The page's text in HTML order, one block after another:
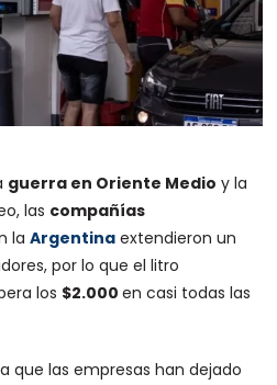
guerra en Oriente Medio y la
las compañías
laArgentina extendieron un
por lo que el litro
los $2.000en casi todas las
que las empresas han dejado